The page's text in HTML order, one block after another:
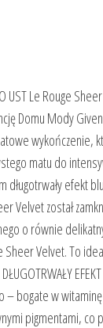
UST Le Rouge
Domu Mody
wykończenie,
matu do
długotrwały efekt
Velvet został
o równie
Sheer Velvet. To
– bogate w
pigmentami, co